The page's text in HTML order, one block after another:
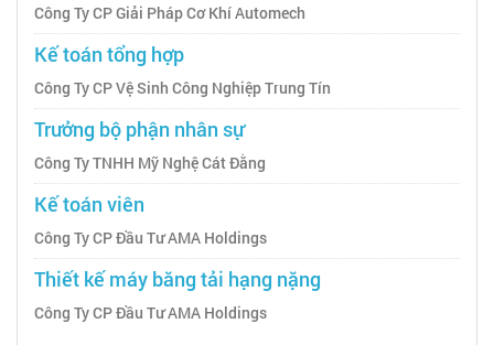
Công Ty CP Giải Pháp Cơ Khí Automech
Kế toán tổng hợp
Công Ty CP Vệ Sinh Công Nghiệp Trung Tín
Trưởng bộ phận nhân sự
Công Ty TNHH Mỹ Nghệ Cát Đằng
Kế toán viên
Công Ty CP Đầu Tư AMA Holdings
Thiết kế máy băng tải hạng nặng
Công Ty CP Đầu Tư AMA Holdings